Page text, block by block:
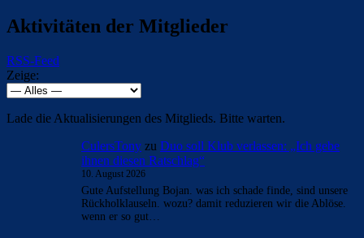
Aktivitäten der Mitglieder
RSS-Feed
Zeige:
Lade die Aktualisierungen des Mitglieds. Bitte warten.
CulersTony zu Duo soll Klub verlassen: „Ich gebe
ihnen diesen Ratschlag“
10. August 2026
Gute Aufstellung Bojan. was ich schade finde, sind unsere
Rückholklauseln. wozu? damit reduzieren wir die Ablöse.
wenn er so gut…